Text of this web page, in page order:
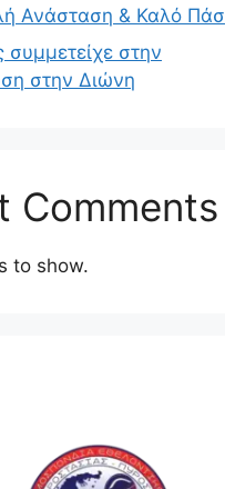
Ανάσταση & Καλό
στην
στην Διώνη
Comments
to show.